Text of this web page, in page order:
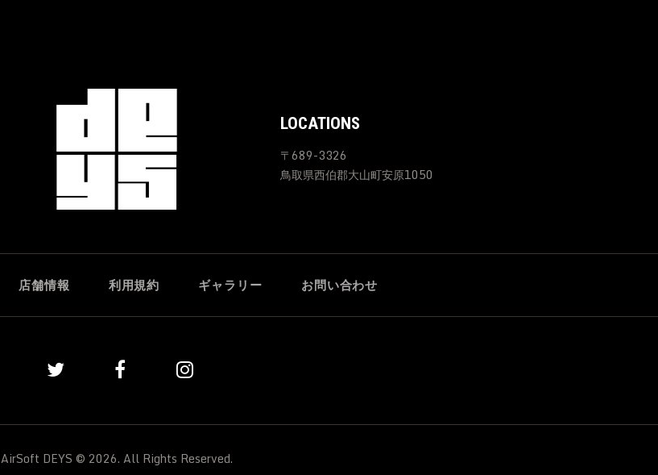
LOCATIONS
〒689-3326
鳥取県西伯郡大山町安原1050
店舗情報 利用規約 ギャラリー お問い合わせ
AirSoft DEYS © 2026. All Rights Reserved.